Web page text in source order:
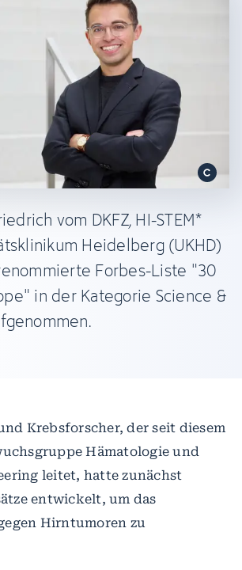
vom DKFZ, HI-STEM*
Heidelberg (UKHD)
Forbes-Liste "30
in der Kategorie Science &
Krebsforscher, der seit diesem
Hämatologie und
leitet, hatte zunächst
entwickelt, um das
Hirntumoren zu